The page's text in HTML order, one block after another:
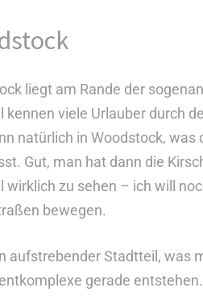
liegt am Rande der
kennen viele Urlauber durch
natürlich in Woodstock, was
Gut, man hat dann die
wirklich zu sehen – ich will
bewegen.
aufstrebender Stadtteil, was
gerade